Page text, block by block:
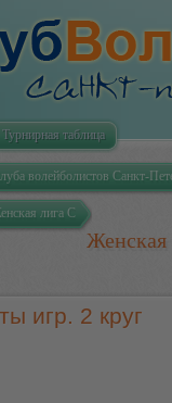
Турнирная таблица
волейболистов Санкт-
лига С
Женская
игр. 2 круг